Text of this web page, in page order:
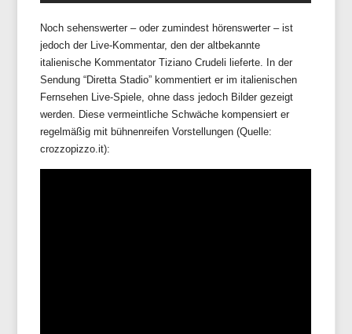
Noch sehenswerter – oder zumindest hörenswerter – ist
jedoch der Live-Kommentar, den der altbekannte
italienische Kommentator Tiziano Crudeli lieferte. In der
Sendung “Diretta Stadio” kommentiert er im italienischen
Fernsehen Live-Spiele, ohne dass jedoch Bilder gezeigt
werden. Diese vermeintliche Schwäche kompensiert er
regelmäßig mit bühnenreifen Vorstellungen (Quelle:
crozzopizzo.it):